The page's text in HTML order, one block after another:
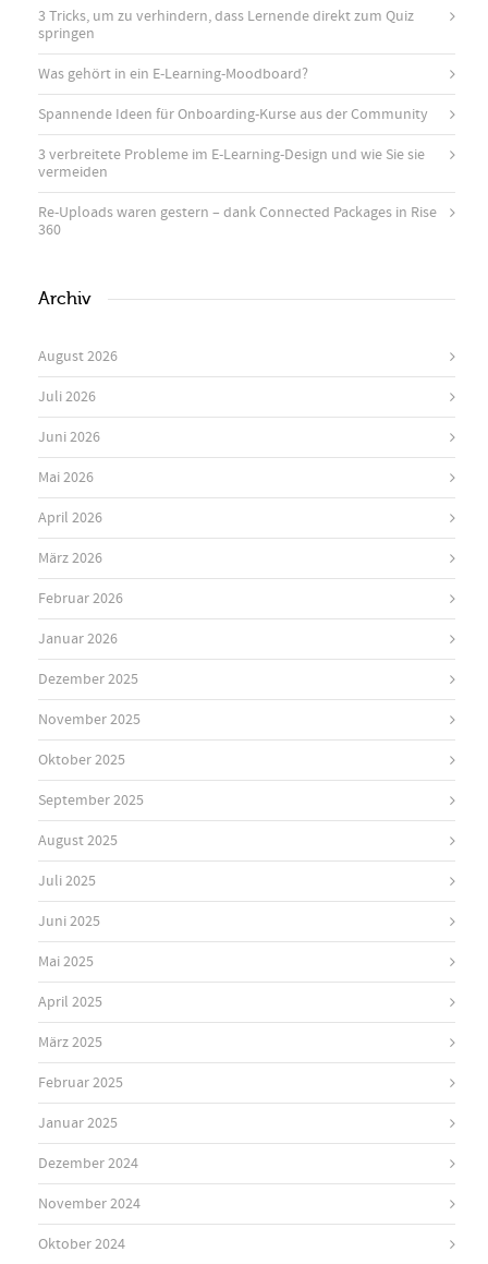
3 Tricks, um zu verhindern, dass Lernende direkt zum Quiz
springen
Was gehört in ein E-Learning-Moodboard?
Spannende Ideen für Onboarding-Kurse aus der Community
3 verbreitete Probleme im E-Learning-Design und wie Sie sie
vermeiden
Re-Uploads waren gestern – dank Connected Packages in Rise
360
Archiv
August 2026
Juli 2026
Juni 2026
Mai 2026
April 2026
März 2026
Februar 2026
Januar 2026
Dezember 2025
November 2025
Oktober 2025
September 2025
August 2025
Juli 2025
Juni 2025
Mai 2025
April 2025
März 2025
Februar 2025
Januar 2025
Dezember 2024
November 2024
Oktober 2024